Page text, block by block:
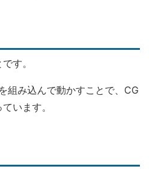
す。
組み込んで動かすことで、CG
います。